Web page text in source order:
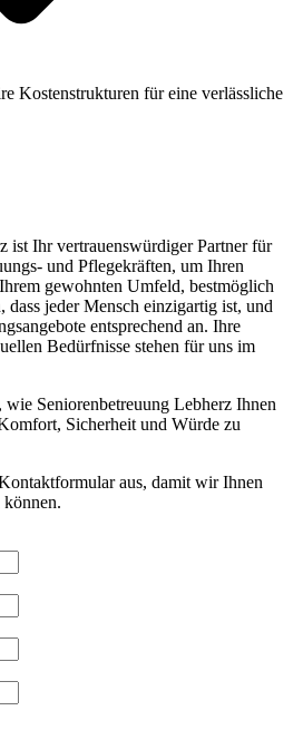
Kostenstrukturen für eine verlässliche
ist Ihr vertrauenswürdiger Partner für
und Pflegekräften, um Ihren
gewohnten Umfeld, bestmöglich
dass jeder Mensch einzigartig ist, und
entsprechend an. Ihre
Bedürfnisse stehen für uns im
wie Seniorenbetreuung Lebherz Ihnen
Sicherheit und Würde zu
aus, damit wir Ihnen
können.